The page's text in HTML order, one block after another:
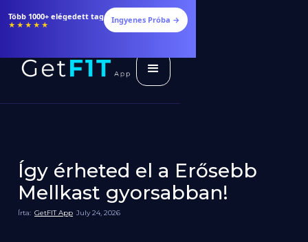
Étrendek, receptek és edzéstervek
★★★★★ Ingyenes Próba →
Így érheted el a Erősebb
Mellkast gyorsabban!
Írta: GetFIT App July 24, 2026